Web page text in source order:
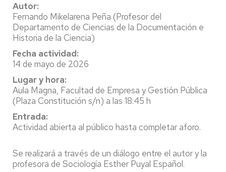
Autor:
Fernando Mikelarena Peña (Profesor del
Departamento de Ciencias de la Documentación e
Historia de la Ciencia)
Fecha actividad:
14 de mayo de 2026
Lugar y hora:
Aula Magna, Facultad de Empresa y Gestión Pública
(Plaza Constitución s/n) a las 18:45 h
Entrada:
Actividad abierta al público hasta completar aforo.
Se realizará a través de un diálogo entre el autor y la
profesora de Sociología Esther Puyal Español.